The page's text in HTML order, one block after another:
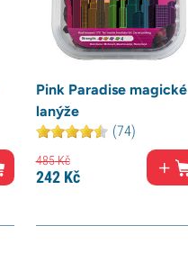
Pink Paradise magické
lanýže
(74)
485Kč
242Kč